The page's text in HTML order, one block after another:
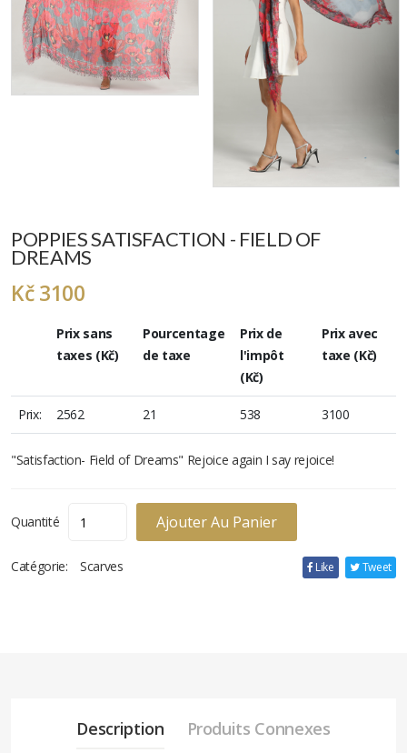
POPPIES SATISFACTION - FIELD OF
DREAMS
Kč 3100
Prix ​​sans
taxes (Kč)
Pourcentage
de taxe
Prix ​​de
l'impôt
(Kč)
Prix ​​avec
taxe (Kč)
Prix: 2562 21 538 3100
"Satisfaction- Field of Dreams" Rejoice again I say rejoice!
Quantité Ajouter Au Panier
Like Tweet
Catégorie: Scarves
Description Produits Connexes